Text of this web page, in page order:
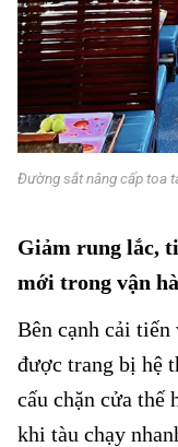
Đường sắt nâng cấp toa
Giảm rung lắc,
mới trong vận
Bên cạnh cải
được trang bị hệ
cấu chặn cửa thế
khi tàu chạy